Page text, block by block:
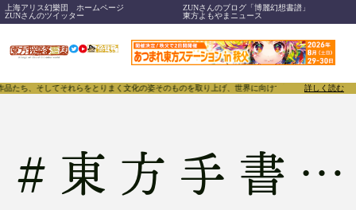
上海アリス幻樂団 ホームページ
ZUNさんのブログ「博麗幻想書譜」
ZUNさんのツイッター
東方よもやまニュース
、そしてそれらをとりまく文化の姿そのものを取り上げ、世界に向けて誇らしく発信する
詳しく読む
# 東方手書き劇場